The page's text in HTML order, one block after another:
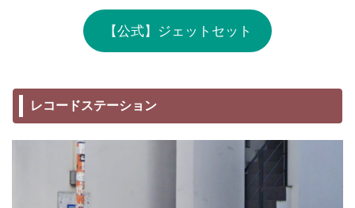
【公式】ジェットセット
レコードステーション